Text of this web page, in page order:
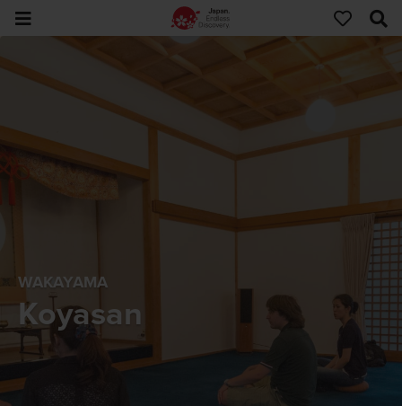
WAKAYAMA
Koyasan